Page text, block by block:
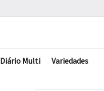
Diário Multi Variedades